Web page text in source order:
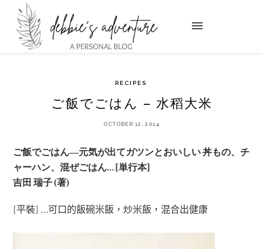
RECIPES
ご飯でごはん – 水稻大米
OCTOBER 12, 2014
ご飯でごはん―元気が出てガツンとおいしい 丼もの、チ
ャーハン、混ぜごはん… [単行本]
吉田 瑞子 (著)
[平裝] …可口的飯碗米飯，炒米飯，混合出健康